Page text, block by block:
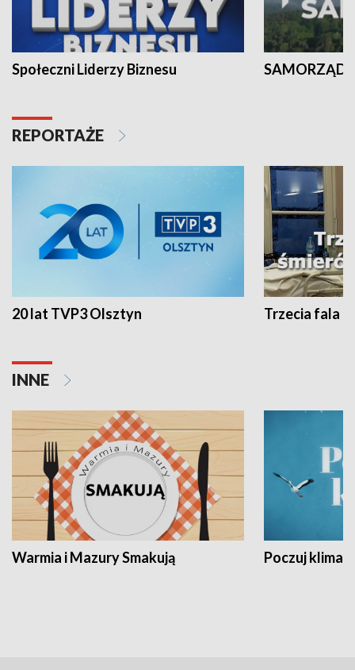
Społeczni Liderzy Biznesu SAMORZĄD
REPORTAŻE
20 lat TVP3 Olsztyn Trzecia fala -
INNE
Warmia i Mazury Smakują Poczuj klimat